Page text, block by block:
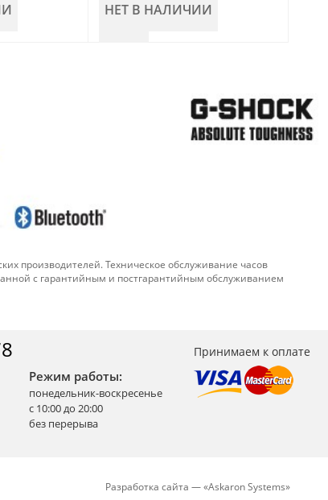
НЕТ В НАЛИЧИИ
производителей. Техническое обслуживание часов
с гарантийным и постгарантийным обслуживанием
Режим работы:
понедельник-воскресенье
с 10:00 до 20:00
без перерыва
Принимаем к оплате
Разработка сайта —«Askaron Systems»